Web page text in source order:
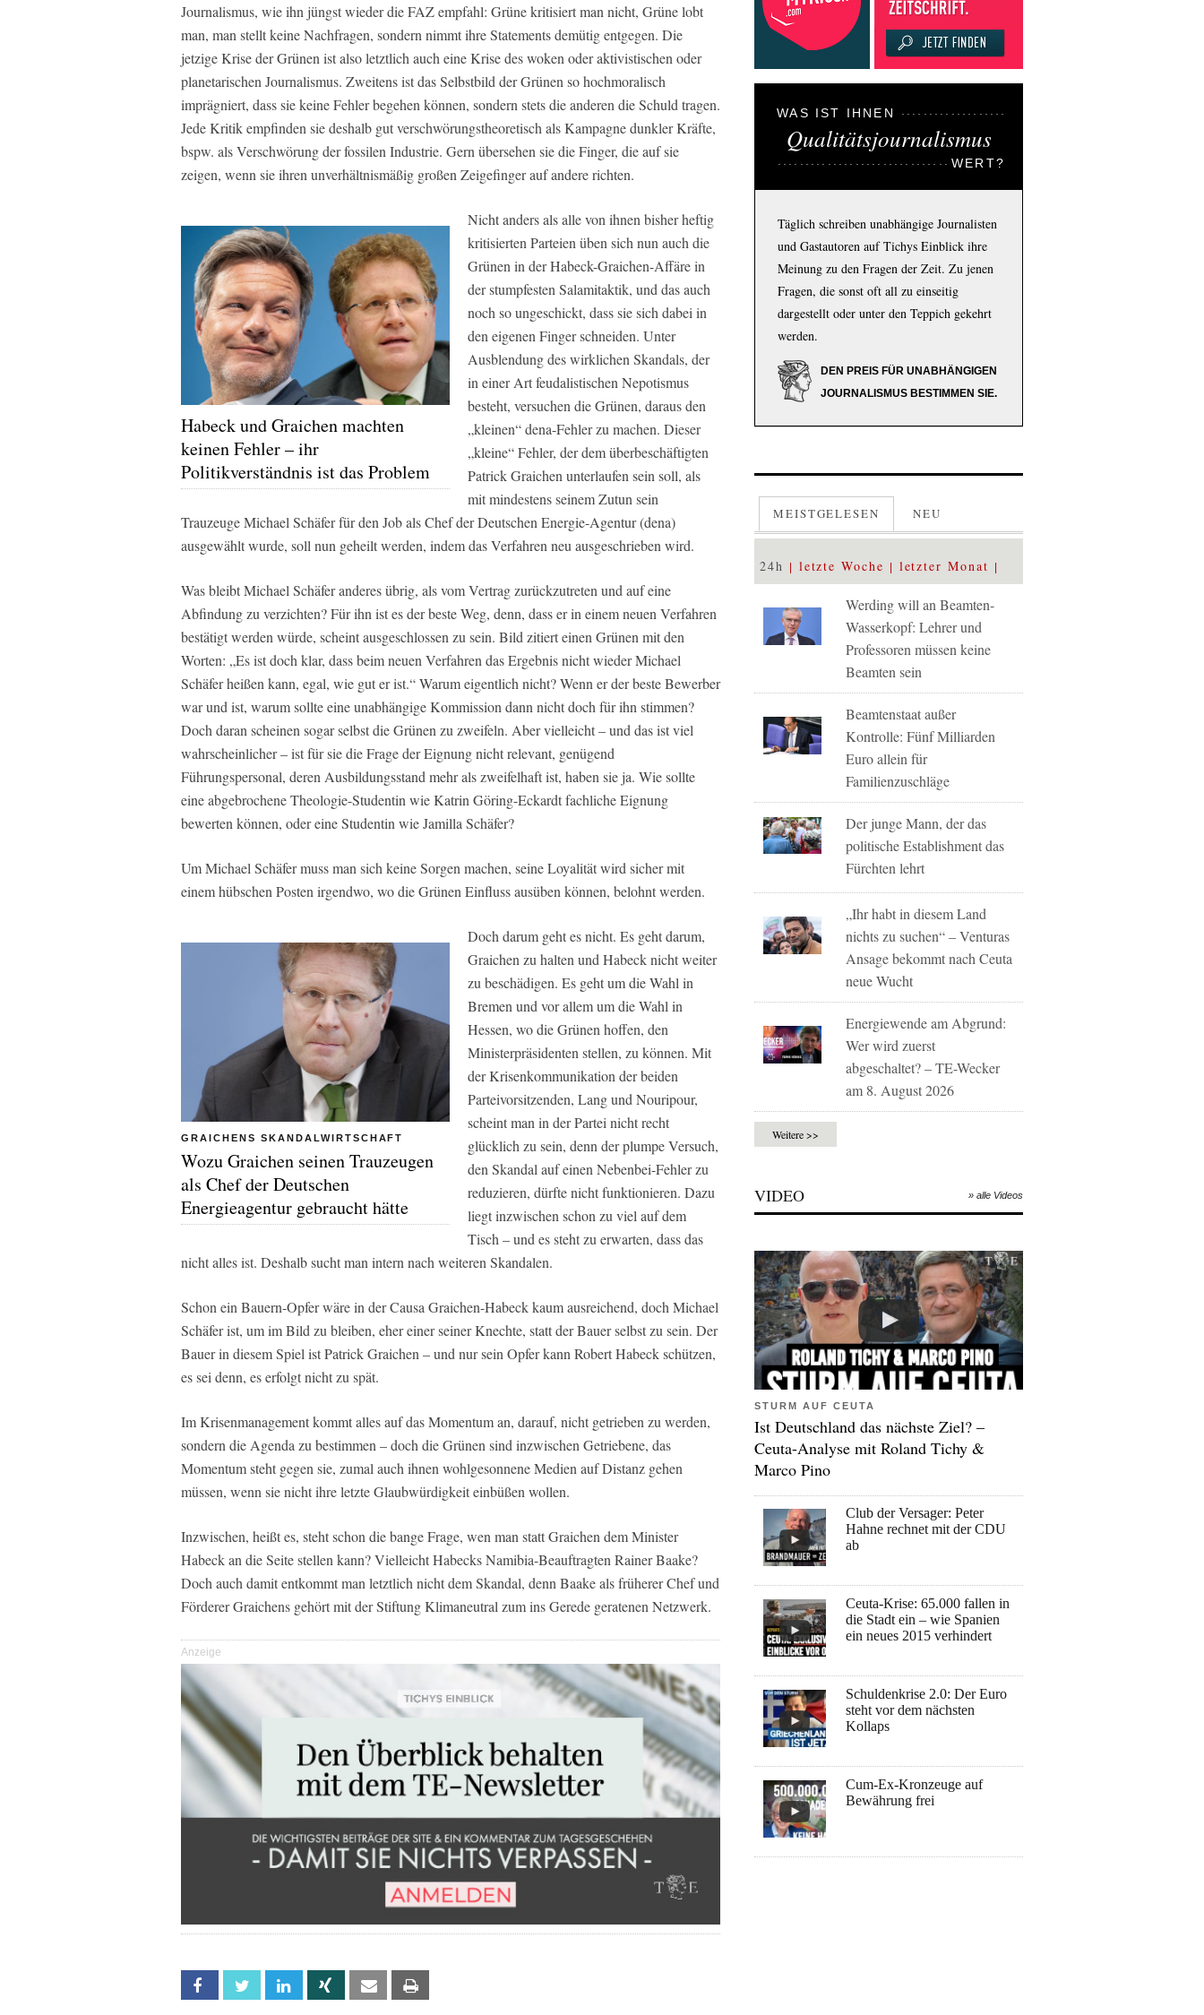
Journalismus, wie ihn jüngst wieder die FAZ empfahl: Grüne kritisiert man nicht, Grüne lobt
man, man stellt keine Nachfragen, sondern nimmt ihre Statements demütig entgegen. Die
jetzige Krise der Grünen ist also letztlich auch eine Krise des woken oder aktivistischen oder
planetarischen Journalismus. Zweitens ist das Selbstbild der Grünen so hochmoralisch
imprägniert, dass sie keine Fehler begehen können, sondern stets die anderen die Schuld tragen.
Jede Kritik empfinden sie deshalb gut verschwörungstheoretisch als Kampagne dunkler Kräfte,
bspw. als Verschwörung der fossilen Industrie. Gern übersehen sie die Finger, die auf sie
zeigen, wenn sie ihren unverhältnismäßig großen Zeigefinger auf andere richten.
Habeck und Graichen machten
keinen Fehler – ihr
Politikverständnis ist das Problem
Nicht anders als alle von ihnen bisher heftig
kritisierten Parteien üben sich nun auch die
Grünen in der Habeck-Graichen-Affäre in
der stumpfesten Salamitaktik, und das auch
noch so ungeschickt, dass sie sich dabei in
den eigenen Finger schneiden. Unter
Ausblendung des wirklichen Skandals, der
in einer Art feudalistischen Nepotismus
besteht, versuchen die Grünen, daraus den
„kleinen“ dena-Fehler zu machen. Dieser
„kleine“ Fehler, der dem überbeschäftigten
Patrick Graichen unterlaufen sein soll, als
mit mindestens seinem Zutun sein
Trauzeuge Michael Schäfer für den Job als Chef der Deutschen Energie-Agentur (dena)
ausgewählt wurde, soll nun geheilt werden, indem das Verfahren neu ausgeschrieben wird.
Was bleibt Michael Schäfer anderes übrig, als vom Vertrag zurückzutreten und auf eine
Abfindung zu verzichten? Für ihn ist es der beste Weg, denn, dass er in einem neuen Verfahren
bestätigt werden würde, scheint ausgeschlossen zu sein. Bild zitiert einen Grünen mit den
Worten: „Es ist doch klar, dass beim neuen Verfahren das Ergebnis nicht wieder Michael
Schäfer heißen kann, egal, wie gut er ist.“ Warum eigentlich nicht? Wenn er der beste Bewerber
war und ist, warum sollte eine unabhängige Kommission dann nicht doch für ihn stimmen?
Doch daran scheinen sogar selbst die Grünen zu zweifeln. Aber vielleicht – und das ist viel
wahrscheinlicher – ist für sie die Frage der Eignung nicht relevant, genügend
Führungspersonal, deren Ausbildungsstand mehr als zweifelhaft ist, haben sie ja. Wie sollte
eine abgebrochene Theologie-Studentin wie Katrin Göring-Eckardt fachliche Eignung
bewerten können, oder eine Studentin wie Jamilla Schäfer?
Um Michael Schäfer muss man sich keine Sorgen machen, seine Loyalität wird sicher mit
einem hübschen Posten irgendwo, wo die Grünen Einfluss ausüben können, belohnt werden.
GRAICHENS SKANDALWIRTSCHAFT
Wozu Graichen seinen Trauzeugen
als Chef der Deutschen
Energieagentur gebraucht hätte
Doch darum geht es nicht. Es geht darum,
Graichen zu halten und Habeck nicht weiter
zu beschädigen. Es geht um die Wahl in
Bremen und vor allem um die Wahl in
Hessen, wo die Grünen hoffen, den
Ministerpräsidenten stellen, zu können. Mit
der Krisenkommunikation der beiden
Parteivorsitzenden, Lang und Nouripour,
scheint man in der Partei nicht recht
glücklich zu sein, denn der plumpe Versuch,
den Skandal auf einen Nebenbei-Fehler zu
reduzieren, dürfte nicht funktionieren. Dazu
liegt inzwischen schon zu viel auf dem
Tisch – und es steht zu erwarten, dass das
nicht alles ist. Deshalb sucht man intern nach weiteren Skandalen.
Schon ein Bauern-Opfer wäre in der Causa Graichen-Habeck kaum ausreichend, doch Michael
Schäfer ist, um im Bild zu bleiben, eher einer seiner Knechte, statt der Bauer selbst zu sein. Der
Bauer in diesem Spiel ist Patrick Graichen – und nur sein Opfer kann Robert Habeck schützen,
es sei denn, es erfolgt nicht zu spät.
Im Krisenmanagement kommt alles auf das Momentum an, darauf, nicht getrieben zu werden,
sondern die Agenda zu bestimmen – doch die Grünen sind inzwischen Getriebene, das
Momentum steht gegen sie, zumal auch ihnen wohlgesonnene Medien auf Distanz gehen
müssen, wenn sie nicht ihre letzte Glaubwürdigkeit einbüßen wollen.
Inzwischen, heißt es, steht schon die bange Frage, wen man statt Graichen dem Minister
Habeck an die Seite stellen kann? Vielleicht Habecks Namibia-Beauftragten Rainer Baake?
Doch auch damit entkommt man letztlich nicht dem Skandal, denn Baake als früherer Chef und
Förderer Graichens gehört mit der Stiftung Klimaneutral zum ins Gerede geratenen Netzwerk.
Anzeige
Facebook Twitter Linkedin Xing Email
WAS IST IHNEN
Qualitätsjournalismus
WERT?
Täglich schreiben unabhängige Journalisten
und Gastautoren auf Tichys Einblick ihre
Meinung zu den Fragen der Zeit. Zu jenen
Fragen, die sonst oft all zu einseitig
dargestellt oder unter den Teppich gekehrt
werden.
DEN PREIS FÜR UNABHÄNGIGEN
JOURNALISMUS BESTIMMEN SIE.
MEISTGELESEN NEU
24h letzte Woche letzter Monat
Werding will an Beamten-
Wasserkopf: Lehrer und
Professoren müssen keine
Beamten sein
Beamtenstaat außer
Kontrolle: Fünf Milliarden
Euro allein für
Familienzuschläge
Der junge Mann, der das
politische Establishment das
Fürchten lehrt
„Ihr habt in diesem Land
nichts zu suchen“ – Venturas
Ansage bekommt nach Ceuta
neue Wucht
Energiewende am Abgrund:
Wer wird zuerst
abgeschaltet? – TE-Wecker
am 8. August 2026
Weitere >>
VIDEO » alle Videos
STURM AUF CEUTA
Ist Deutschland das nächste Ziel? –
Ceuta-Analyse mit Roland Tichy &
Marco Pino
Club der Versager: Peter
Hahne rechnet mit der CDU
ab
Ceuta-Krise: 65.000 fallen in
die Stadt ein – wie Spanien
ein neues 2015 verhindert
Schuldenkrise 2.0: Der Euro
steht vor dem nächsten
Kollaps
Cum-Ex-Kronzeuge auf
Bewährung frei